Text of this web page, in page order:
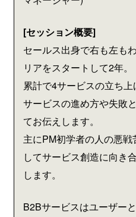
[セッション概要]
セールス出身で右も左も
リアをスタートして2年。
累計で4サービスの立ち
サービスの進め方や失敗
てお伝えします。
主にPM初学者の人の悪戦
してサービス創造に向き
します。
B2Bサービスはユーザー